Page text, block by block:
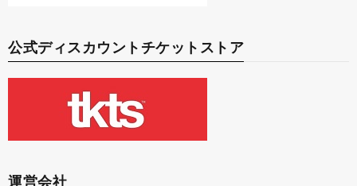
公式ディスカウントチケットストア
運営会社